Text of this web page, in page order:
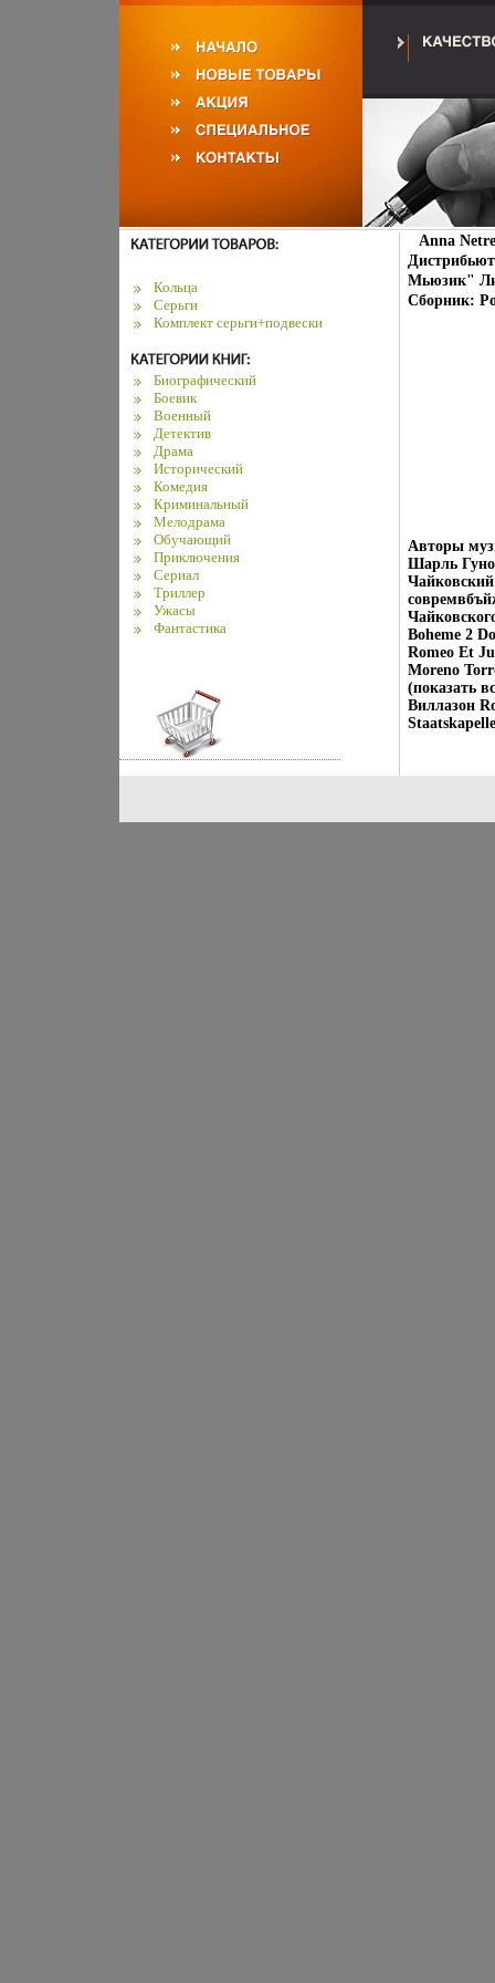
Кольца
Серьги
Комплект серьги+подвески
Биографический
Боевик
Военный
Детектив
Драма
Исторический
Комедия
Криминальный
Мелодрама
Обучающий
Приключения
Сериал
Триллер
Ужасы
Фантастика
Anna
Мьюзик"
Сборник:
Авторы
Шарль
Boheme 2
Romeo Et
Moreno
(показать
Виллазон